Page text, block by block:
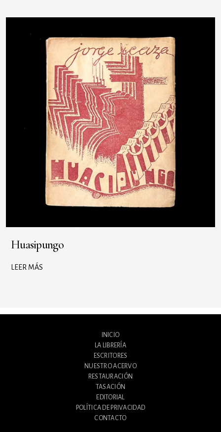
Huasipungo
LEER MÁS
INICIO
LA LIBRERÍA
ESCRITORES
NUESTRO ACERVO
RESTAURACIÓN
TASACIÓN
EDITORIAL
POLÍTICA DE PRIVACIDAD
CONTACTO